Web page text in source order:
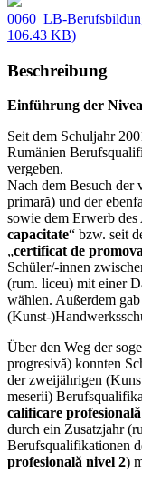
0060_LB-
106.43 KB)
Beschreibung
Einführung der
Seit dem Schuljahr
Rumänien
vergeben.
Nach dem Besuch der
primară) und der
sowie dem Erwerb des
capacitate“ bzw. seit
„certificat de
Schüler/-innen
(rum. liceu) mit einer
wählen. Außerdem
(Kunst-
Über den Weg der
progresivă) konnten
der zweijährigen
meserii)
calificare
durch ein Zusatzjahr
Berufsqualifikationen
profesională nivel 2)